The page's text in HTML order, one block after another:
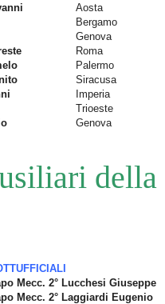
Aosta
Bergamo
Genova
Roma
Palermo
Siracusa
Imperia
Trioeste
Genova
della
Mecc. 2° Lucchesi Giuseppe
Mecc. 2° Laggiardi Eugenio